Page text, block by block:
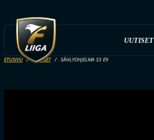
UUTISET
ETUSIVU UUTISET SÄHLYOHJELMA S3 E9